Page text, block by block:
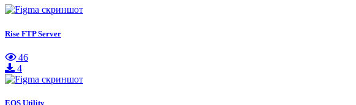
Rise FTP Server
46
4
EOS Utility